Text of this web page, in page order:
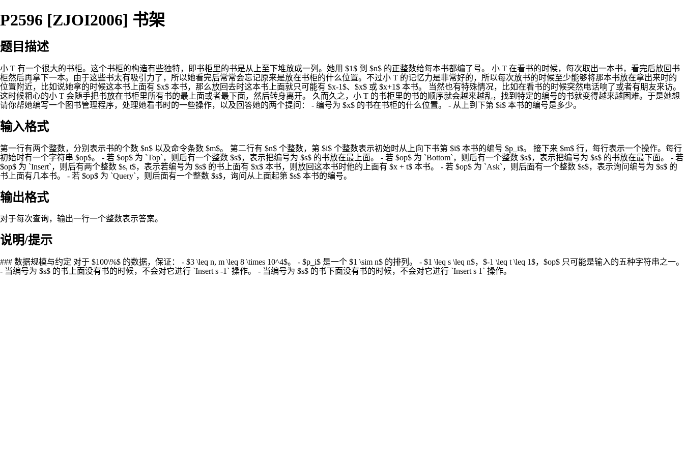
P2596 [ZJOI2006] 书架
题目描述
小 T 有一个很大的书柜。这个书柜的构造有些独特，即书柜里的书是从上至下堆放成一列。她用 $1$ 到 $n$ 的正整数给每本书都编了号。 小 T 在看书的时候，每次取出一本书，看完后放回书
柜然后再拿下一本。由于这些书太有吸引力了，所以她看完后常常会忘记原来是放在书柜的什么位置。不过小 T 的记忆力是非常好的，所以每次放书的时候至少能够将那本书放在拿出来时的
位置附近，比如说她拿的时候这本书上面有 $x$ 本书，那么放回去时这本书上面就只可能有 $x-1$、$x$ 或 $x+1$ 本书。 当然也有特殊情况，比如在看书的时候突然电话响了或者有朋友来访。
这时候粗心的小 T 会随手把书放在书柜里所有书的最上面或者最下面，然后转身离开。 久而久之，小 T 的书柜里的书的顺序就会越来越乱，找到特定的编号的书就变得越来越困难。于是她想
请你帮她编写一个图书管理程序，处理她看书时的一些操作，以及回答她的两个提问： - 编号为 $x$ 的书在书柜的什么位置。 - 从上到下第 $i$ 本书的编号是多少。
输入格式
第一行有两个整数，分别表示书的个数 $n$ 以及命令条数 $m$。 第二行有 $n$ 个整数，第 $i$ 个整数表示初始时从上向下书第 $i$ 本书的编号 $p_i$。 接下来 $m$ 行，每行表示一个操作。每行
初始时有一个字符串 $op$。 - 若 $op$ 为 `Top`，则后有一个整数 $s$，表示把编号为 $s$ 的书放在最上面。 - 若 $op$ 为 `Bottom`，则后有一个整数 $s$，表示把编号为 $s$ 的书放在最下面。 - 若
$op$ 为 `Insert`，则后有两个整数 $s, t$，表示若编号为 $s$ 的书上面有 $x$ 本书，则放回这本书时他的上面有 $x + t$ 本书。 - 若 $op$ 为 `Ask`，则后面有一个整数 $s$，表示询问编号为 $s$ 的
书上面有几本书。 - 若 $op$ 为 `Query`，则后面有一个整数 $s$，询问从上面起第 $s$ 本书的编号。
输出格式
对于每次查询，输出一行一个整数表示答案。
说明/提示
### 数据规模与约定 对于 $100\%$ 的数据，保证： - $3 \leq n, m \leq 8 \times 10^4$。 - $p_i$ 是一个 $1 \sim n$ 的排列。 - $1 \leq s \leq n$，$-1 \leq t \leq 1$，$op$ 只可能是输入的五种字符串之一。
- 当编号为 $s$ 的书上面没有书的时候，不会对它进行 `Insert s -1` 操作。 - 当编号为 $s$ 的书下面没有书的时候，不会对它进行 `Insert s 1` 操作。